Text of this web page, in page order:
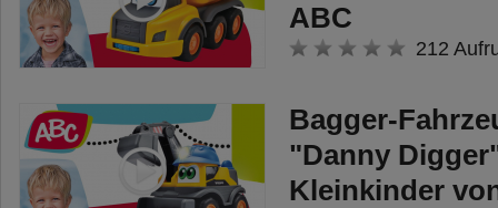
ABC
212
Bagger-
"Danny
Kleinkinder